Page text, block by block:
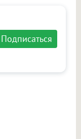
Подписаться